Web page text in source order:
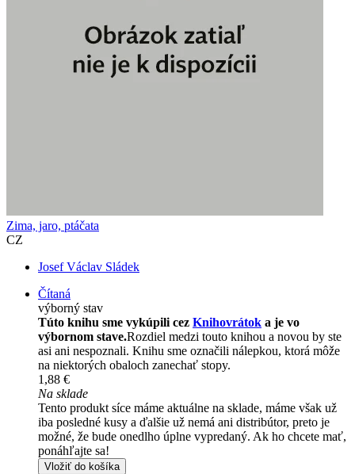
Zima, jaro, ptáčata
CZ
Josef Václav Sládek
Čítaná
výborný stav
Túto knihu sme vykúpili cez Knihovrátok a je vo
výbornom stave.Rozdiel medzi touto knihou a novou by ste
asi ani nespoznali. Knihu sme označili nálepkou, ktorá môže
na niektorých obaloch zanechať stopy.
1,88 €
Na sklade
Tento produkt síce máme aktuálne na sklade, máme však už
iba posledné kusy a ďalšie už nemá ani distribútor, preto je
možné, že bude onedlho úplne vypredaný. Ak ho chcete mať,
ponáhľajte sa!
Vložiť do košíka